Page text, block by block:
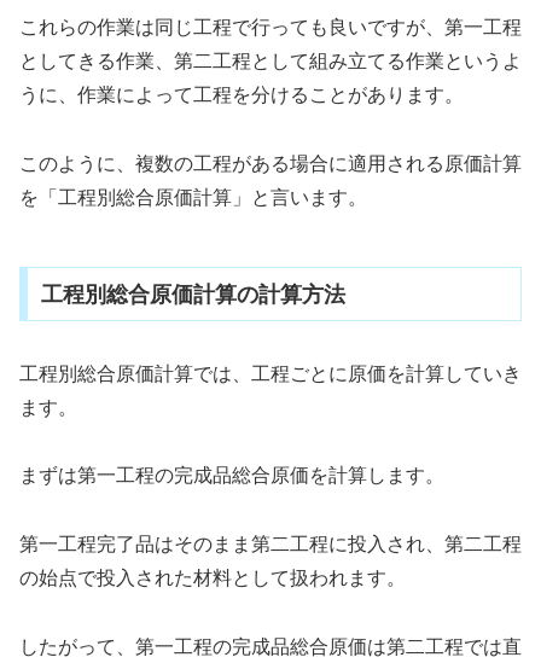
これらの作業は同じ工程で行っても良いですが、第一工程
としてきる作業、第二工程として組み立てる作業というよ
うに、作業によって工程を分けることがあります。
このように、複数の工程がある場合に適用される原価計算
を「工程別総合原価計算」と言います。
工程別総合原価計算の計算方法
工程別総合原価計算では、工程ごとに原価を計算していき
ます。
まずは第一工程の完成品総合原価を計算します。
第一工程完了品はそのまま第二工程に投入され、第二工程
の始点で投入された材料として扱われます。
したがって、第一工程の完成品総合原価は第二工程では直